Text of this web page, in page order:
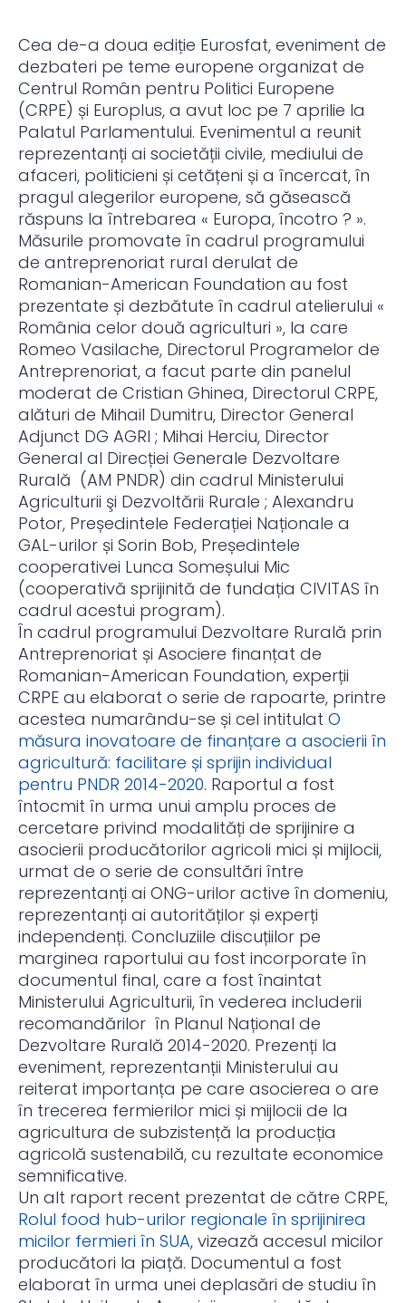
Cea de-a doua ediție Eurosfat, eveniment de
dezbateri pe teme europene organizat de
Centrul Român pentru Politici Europene
(CRPE) și Europlus, a avut loc pe 7 aprilie la
Palatul Parlamentului. Evenimentul a reunit
reprezentanți ai societății civile, mediului de
afaceri, politicieni și cetățeni și a încercat, în
pragul alegerilor europene, să găsească
răspuns la întrebarea « Europa, încotro ? ».
Măsurile promovate în cadrul programului
de antreprenoriat rural derulat de
Romanian-American Foundation au fost
prezentate și dezbătute în cadrul atelierului «
România celor două agriculturi », la care
Romeo Vasilache, Directorul Programelor de
Antreprenoriat, a facut parte din panelul
moderat de Cristian Ghinea, Directorul CRPE,
alături de Mihail Dumitru, Director General
Adjunct DG AGRI ; Mihai Herciu, Director
General al Direcției Generale Dezvoltare
Rurală (AM PNDR) din cadrul Ministerului
Agriculturii şi Dezvoltării Rurale ; Alexandru
Potor, Președintele Federației Naționale a
GAL-urilor și Sorin Bob, Președintele
cooperativei Lunca Someșului Mic
(cooperativă sprijinită de fundația CIVITAS în
cadrul acestui program).
În cadrul programului Dezvoltare Rurală prin
Antreprenoriat și Asociere finanțat de
Romanian-American Foundation, experții
CRPE au elaborat o serie de rapoarte, printre
acestea numarându-se și cel intitulat O
măsura inovatoare de finanțare a asocierii în
agricultură: facilitare și sprijin individual
pentru PNDR 2014-2020. Raportul a fost
întocmit în urma unui amplu proces de
cercetare privind modalități de sprijinire a
asocierii producătorilor agricoli mici și mijlocii,
urmat de o serie de consultări între
reprezentanți ai ONG-urilor active în domeniu,
reprezentanți ai autorităților și experți
independenți. Concluziile discuțiilor pe
marginea raportului au fost incorporate în
documentul final, care a fost înaintat
Ministerului Agriculturii, în vederea includerii
recomandărilor în Planul Național de
Dezvoltare Rurală 2014-2020. Prezenți la
eveniment, reprezentanții Ministerului au
reiterat importanța pe care asocierea o are
în trecerea fermierilor mici și mijlocii de la
agricultura de subzistență la producția
agricolă sustenabilă, cu rezultate economice
semnificative.
Un alt raport recent prezentat de către CRPE,
Rolul food hub-urilor regionale în sprijinirea
micilor fermieri în SUA, vizează accesul micilor
producători la piață. Documentul a fost
elaborat în urma unei deplasări de studiu în